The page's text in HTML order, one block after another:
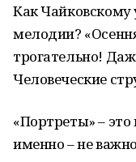
Как Чайковскому
мелодии?
трогательно!
Человеческие
«Портреты» –
именно – не